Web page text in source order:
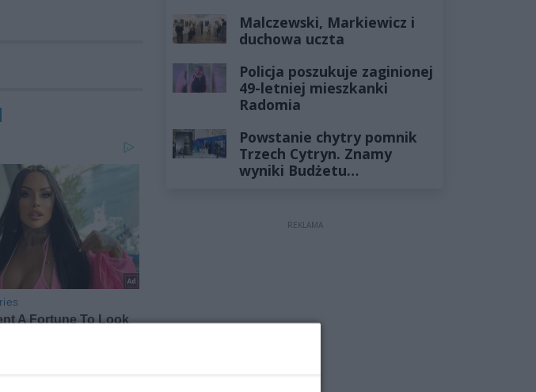
żyłach
Malczewski, Markiewicz i
duchowa uczta
Policja poszukuje zaginionej
49-letniej mieszkanki
Radomia
Powstanie chytry pomnik
Trzech Cytryn. Znamy
wyniki Budżetu
REKLAMA